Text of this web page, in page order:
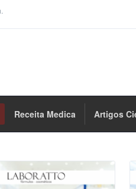
Receita Medica Artigos